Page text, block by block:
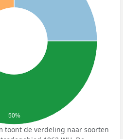
50%
toont de verdeling naar soorten